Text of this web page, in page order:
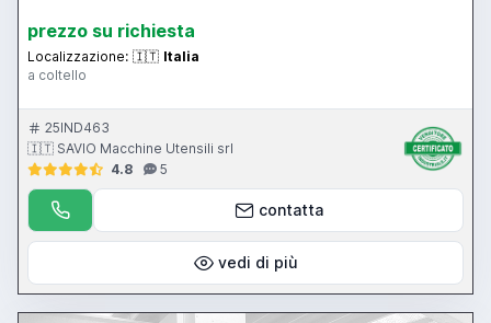
prezzo su richiesta
Localizzazione: 🇮🇹 Italia
a coltello
25IND463
🇮🇹 SAVIO Macchine Utensili srl
4.8
5
contatta
vedi di più